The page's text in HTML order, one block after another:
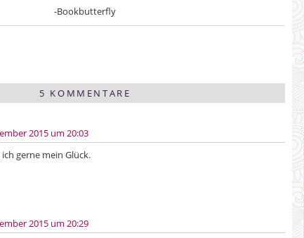
-Bookbutterfly
5 KOMMENTARE
2015 um 20:03
gerne mein Glück.
2015 um 20:29